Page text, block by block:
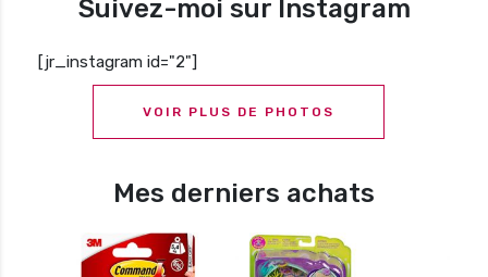
Suivez-moi sur Instagram
[jr_instagram id="2"]
VOIR PLUS DE PHOTOS
Mes derniers achats